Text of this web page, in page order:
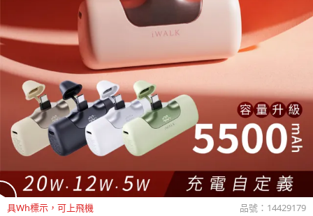
具Wh標示，可上飛機 品號： 14429179